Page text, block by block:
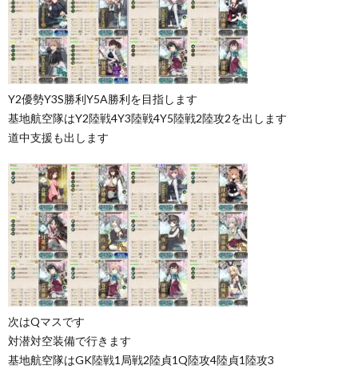
Y2優勢Y3S勝利Y5A勝利を目指します
基地航空隊はY2陸戦4Y3陸戦4Y5陸戦2陸攻2を出します
道中支援も出します
次はQマスです
対潜対空装備で行きます
基地航空隊はGK陸戦1局戦2陸貞1Q陸攻4陸貞1陸攻3